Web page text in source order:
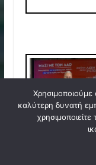
Η εξελιξη
καλύτερη δυνατή